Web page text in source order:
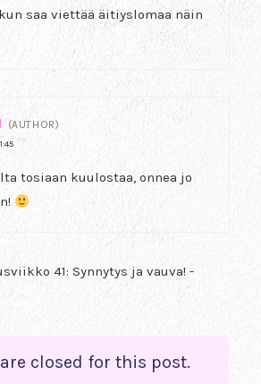
saa viettää äitiyslomaa näin
(AUTHOR)
tosiaan kuulostaa, onnea jo
41: Synnytys ja vauva! -
closed for this post.